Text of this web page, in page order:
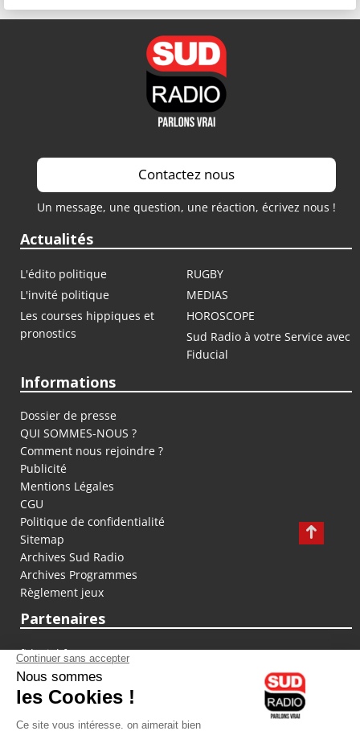
Contactez nous
Un message, une question, une réaction, écrivez nous !
Actualités
L'édito politique
RUGBY
L'invité politique
MEDIAS
Les courses hippiques et
pronostics
HOROSCOPE
Sud Radio à votre Service avec
Fiducial
Informations
Dossier de presse
QUI SOMMES-NOUS ?
Comment nous rejoindre ?
Publicité
Mentions Légales
CGU
Politique de confidentialité
Sitemap
Archives Sud Radio
Archives Programmes
Règlement jeux
Partenaires
fiducial.fr
lyoncapitale.fr
olympique-et-lyonnais.com
L'application Iphone / Android